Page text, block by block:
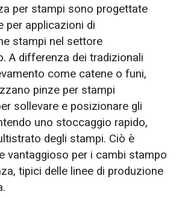
per stampi sono progettate
per applicazioni di
stampi nel settore
A differenza dei tradizionali
come catene o funi,
pinze per stampi
sollevare e posizionare gli
uno stoccaggio rapido,
degli stampi. Ciò è
vantaggioso per i cambi stampo
tipici delle linee di produzione